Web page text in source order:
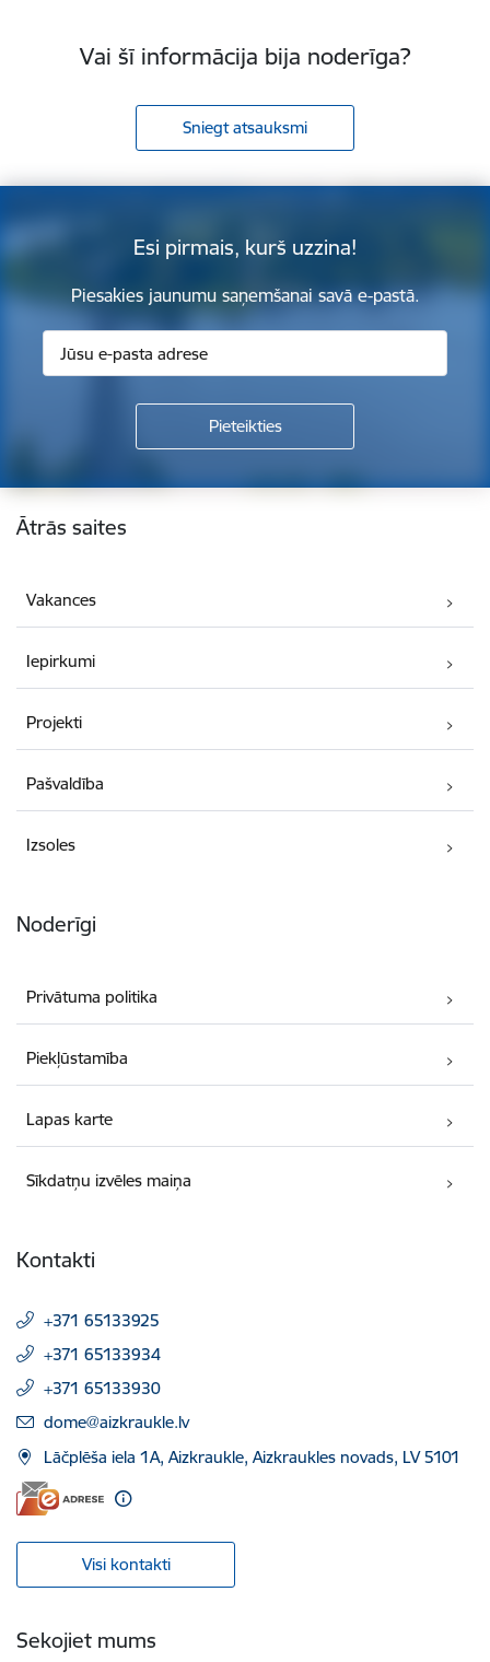
Vai šī informācija bija noderīga?
Sniegt atsauksmi
Esi pirmais, kurš uzzina!
Piesakies jaunumu saņemšanai savā e-pastā.
Kājene
Ātrās saites
Vakances
Iepirkumi
Projekti
Pašvaldība
Izsoles
Noderīgi
Privātuma politika
Piekļūstamība
Lapas karte
Sīkdatņu izvēles maiņa
Kontakti
+371 65133925
+371 65133934
+371 65133930
E-pasts:
dome@aizkraukle.lv
Lāčplēša iela 1A, Aizkraukle, Aizkraukles novads, LV 5101
Visi kontakti
Sekojiet mums